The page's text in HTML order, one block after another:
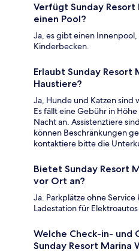
Verfügt Sunday
einen Pool?
Ja, es gibt einen
Kinderbecken.
Erlaubt Sunday Resort
Haustiere?
Ja, Hunde und Katzen sind
Es fällt eine Gebühr in
Nacht an. Assistenztiere
können Beschränkungen
kontaktiere bitte die
Bietet Sunday Resort
vor Ort an?
Ja. Parkplätze ohne
Ladestation für
Welche Check-in- und
Sunday Resort Marina